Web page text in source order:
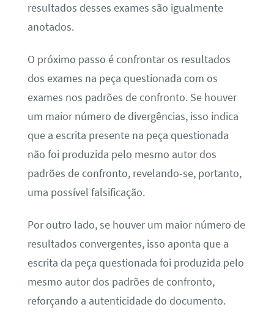
resultados desses exames são igualmente
anotados.
O próximo passo é confrontar os resultados
dos exames na peça questionada com os
exames nos padrões de confronto. Se houver
um maior número de divergências, isso indica
que a escrita presente na peça questionada
não foi produzida pelo mesmo autor dos
padrões de confronto, revelando-se, portanto,
uma possível falsificação.
Por outro lado, se houver um maior número de
resultados convergentes, isso aponta que a
escrita da peça questionada foi produzida pelo
mesmo autor dos padrões de confronto,
reforçando a autenticidade do documento.